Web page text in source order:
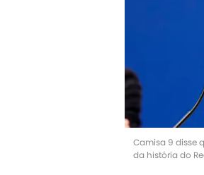
Camisa 9 disse
da história do